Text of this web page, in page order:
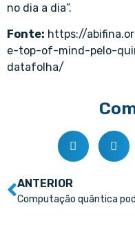
no dia a dia”.
Fonte: https://
e-top-of-mind-pelo-
datafolha/
ANTERIOR